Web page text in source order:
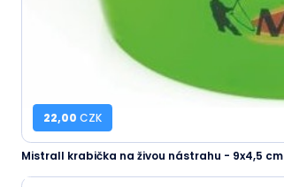
22,00 CZK
Mistrall krabička na živou nástrahu - 9x4,5 cm